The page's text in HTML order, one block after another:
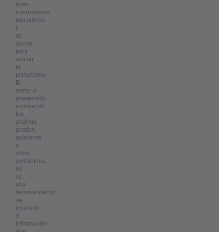
fines
informativos,
educativos
y
de
apoyo
para
utilizar
la
plataforma.
El
material
presentado,
incluyendo
los
análisis,
precios,
opiniones
u
otros
contenidos,
no
es
una
recomendación
de
inversión
o
información